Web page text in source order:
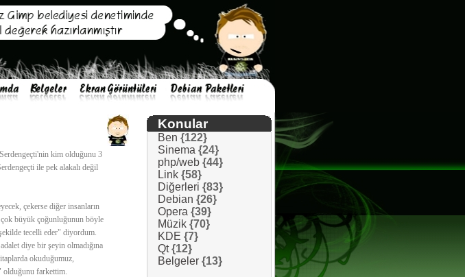
kim olduğunu 3
ile pek alakalı değil
çekerse diğer insanların
çok büyük çoğunluğunun böyle
tecelli eder" diyordum.
diye bir şeyin olmadığına
okuduğumuz,
olduğunu farkettim.
Konular
Ben {122}
Sinema {24}
php/web {44}
Link {58}
Diğerleri {83}
Debian {26}
Opera {39}
Müzik {70}
KDE {7}
Qt {12}
Belgeler {13}